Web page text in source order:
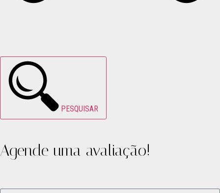
PESQUISAR
Agende uma avaliação!